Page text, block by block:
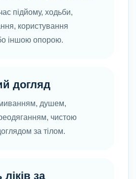
підйому, ходьби,
користування
іншою опорою.
догляд
душем,
чистою
за тілом.
за